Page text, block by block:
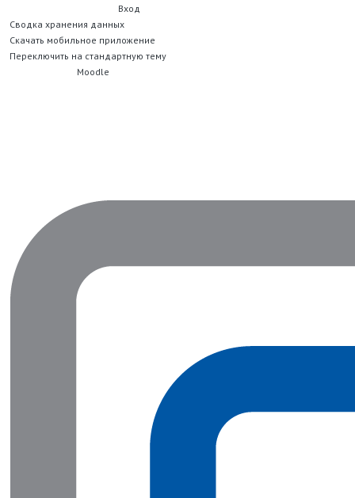
Вход
Сводка хранения данных
Скачать мобильное приложение
Переключить на стандартную тему
Moodle